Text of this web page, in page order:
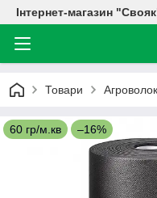
Інтернет-магазин
Товари
60 гр/м.кв –16%